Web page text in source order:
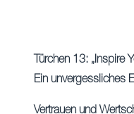
Türchen 13: „Inspire
Ein unvergessliches
Vertrauen und